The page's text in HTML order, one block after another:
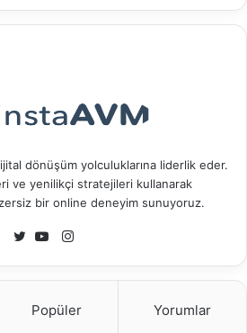
dönüşüm yolculuklarına liderlik eder.
ve yenilikçi stratejileri kullanarak
bir online deneyim sunuyoruz.
w
o
T
I
s
Popüler Yorumlar